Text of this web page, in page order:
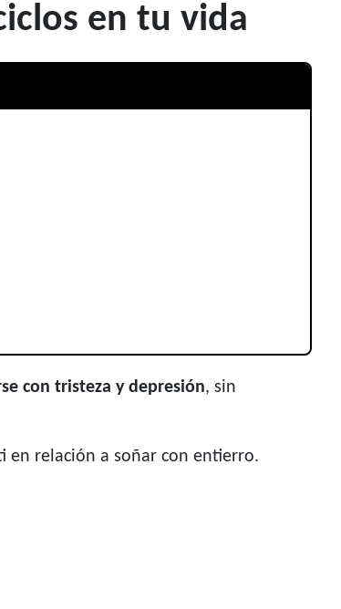
en tu vida
con tristeza y depresión, sin
en relación a soñar con entierro.